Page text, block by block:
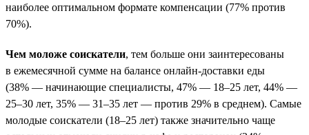
наиболее оптимальном формате компенсации (77% против
70%).
Чем моложе соискатели, тем больше они заинтересованы
в ежемесячной сумме на балансе онлайн-доставки еды
(38% — начинающие специалисты, 47% — 18–25 лет, 44% —
25–30 лет, 35% — 31–35 лет — против 29% в среднем). Самые
молодые соискатели (18–25 лет) также значительно чаще